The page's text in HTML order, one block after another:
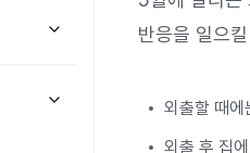
반응을 일으
외출할 때에
외출 후 집